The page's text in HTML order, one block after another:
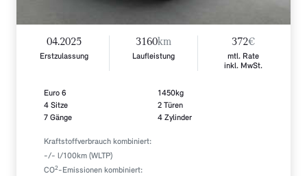
04.2025
Erstzulassung
3160km
Laufleistung
372€
mtl. Rate
inkl. MwSt.
Euro 6
4 Sitze
7 Gänge
1450kg
2 Türen
4 Zylinder
Kraftstoffverbrauch kombiniert:
-/- l/100km (WLTP)
CO2 -Emissionen kombiniert: